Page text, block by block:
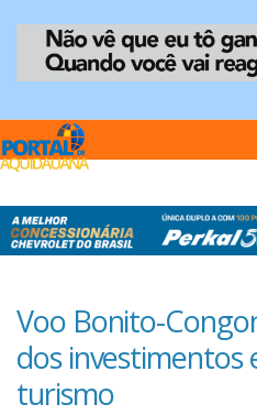
Home
Anuncie
Voo Bonito-
dos investimentos
turismo